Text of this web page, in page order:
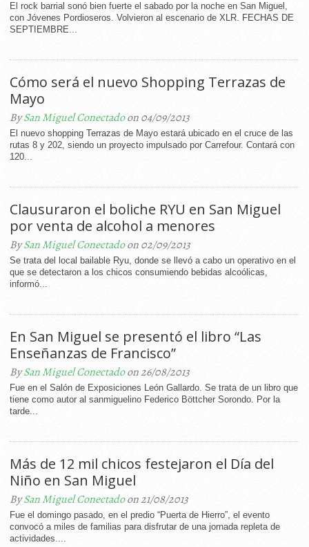
El rock barrial sonó bien fuerte el sabado por la noche en San Miguel,
con Jóvenes Pordioseros. Volvieron al escenario de XLR. FECHAS DE
SEPTIEMBRE...
Cómo será el nuevo Shopping Terrazas de
Mayo
BySan Miguel Conectadoon 04/09/2013
El nuevo shopping Terrazas de Mayo estará ubicado en el cruce de las
rutas 8 y 202, siendo un proyecto impulsado por Carrefour. Contará con
120...
Clausuraron el boliche RYU en San Miguel
por venta de alcohol a menores
BySan Miguel Conectadoon 02/09/2013
Se trata del local bailable Ryu, donde se llevó a cabo un operativo en el
que se detectaron a los chicos consumiendo bebidas alcoólicas,
informó...
En San Miguel se presentó el libro “Las
Enseñanzas de Francisco”
BySan Miguel Conectadoon 26/08/2013
Fue en el Salón de Exposiciones León Gallardo. Se trata de un libro que
tiene como autor al sanmiguelino Federico Böttcher Sorondo. Por la
tarde...
Más de 12 mil chicos festejaron el Día del
Niño en San Miguel
BySan Miguel Conectadoon 21/08/2013
Fue el domingo pasado, en el predio “Puerta de Hierro”, el evento
convocó a miles de familias para disfrutar de una jornada repleta de
actividades....